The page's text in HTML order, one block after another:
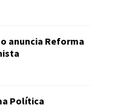
anuncia Reforma
Política